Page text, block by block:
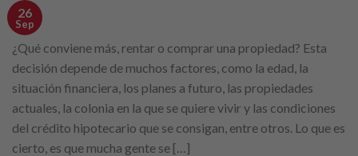
26
Sep
¿Qué conviene más, rentar o comprar una propiedad? Esta
decisión depende de muchos factores, como la edad, la
situación financiera, los planes a futuro, las propiedades
actuales, la colonia en la que se quiere vivir y las condiciones
del crédito hipotecario que se consigan, entre otros. Lo que es
cierto, es que mucha gente se […]